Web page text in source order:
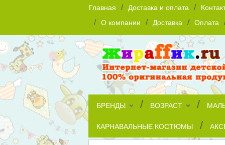
Главная / Доставка и оплата /
/ О компании / Доставка / Оплата
БРЕНДЫ / ВОЗРАСТ /
КАРНАВАЛЬНЫЕ КОСТЮМЫ /